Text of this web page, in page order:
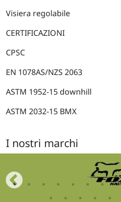
Visiera regolabile
CERTIFICAZIONI
CPSC
EN 1078AS/NZS 2063
ASTM 1952-15 downhill
ASTM 2032-15 BMX
I nostri marchi